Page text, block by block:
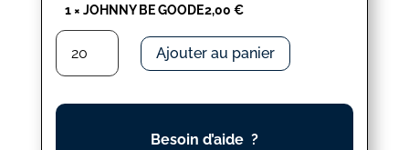
1× JOHNNY BE GOODE2,00 €
quantité
JOHNNY
BE
Ajouter au panier
Besoin d’aide ?